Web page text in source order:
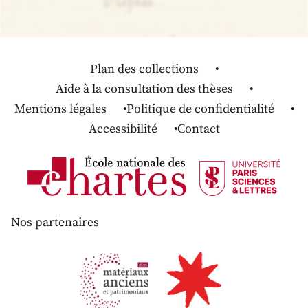
Plan des collections
Aide à la consultation des thèses
Mentions légales
Politique de confidentialité
Accessibilité
Contact
Nos partenaires